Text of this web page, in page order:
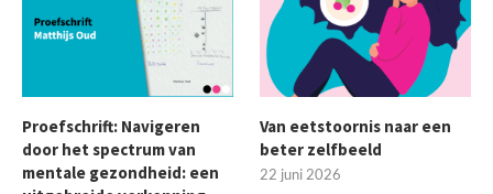
Proefschrift: Navigeren
door het spectrum van
mentale gezondheid: een
Van eetstoornis naar een
beter zelfbeeld
22 juni 2026